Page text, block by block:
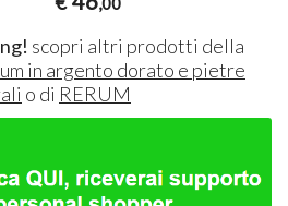
scopri altri prodotti della
in argento dorato e pietre
o di RERUM